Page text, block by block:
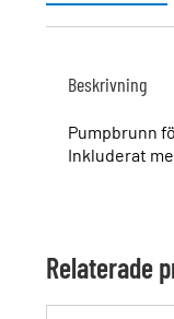
Beskrivning
Pumpbrunn
Inkluderat
Relaterade